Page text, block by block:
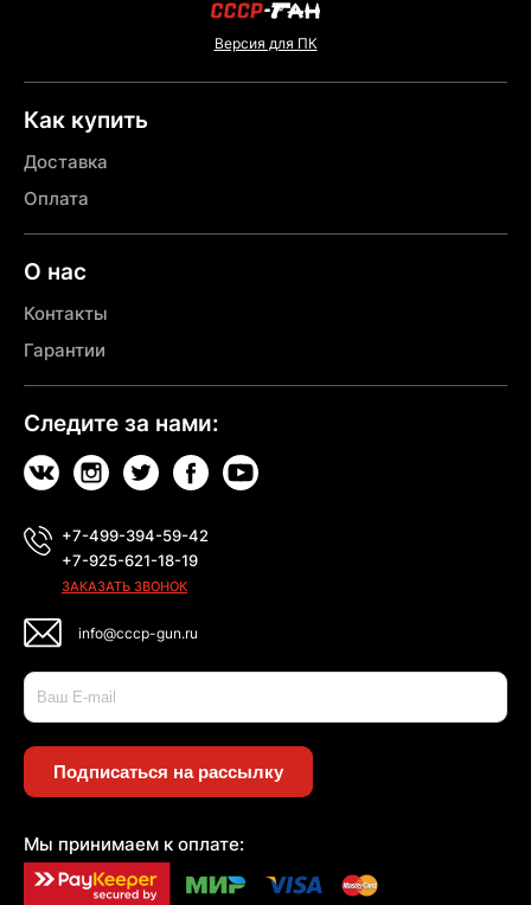
Версия для ПК
Как купить
Доставка
Оплата
О нас
Контакты
Гарантии
Следите за нами:
+7-499-394-59-42
+7-925-621-18-19
ЗАКАЗАТЬ ЗВОНОК
info@cccp-gun.ru
Подписаться на рассылку
Мы принимаем к оплате: